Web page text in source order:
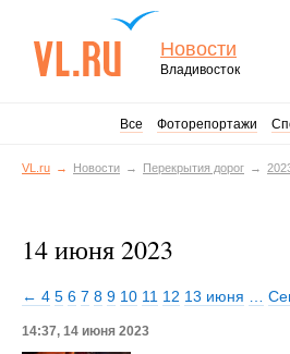
Новости
Владивосток
Все Фоторепортажи
VL.ru Новости Перекрытия дорог
14 июня 2023
← 4 5 6 7 8 9 10 11 12 13 июня
14:37, 14 июня 2023